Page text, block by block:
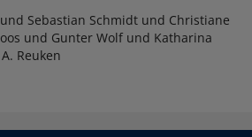
Sebastian Schmidt und Christiane
und Gunter Wolf und Katharina
Reuken